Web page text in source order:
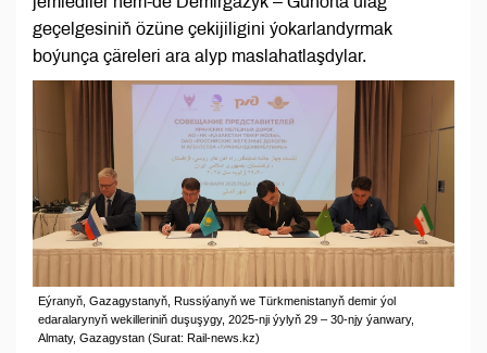
geçelgesiniň özüne çekijiligini ýokarlandyrmak
boýunça çäreleri ara alyp maslahatlaşdylar.
Eýranyň, Gazagystanyň, Russiýanyň we Türkmenistanyň demir ýol
edaralarynyň wekilleriniň duşuşygy, 2025-nji ýylyň 29 – 30-njy ýanwary,
Almaty, Gazagystan (Surat: Rail-news.kz)